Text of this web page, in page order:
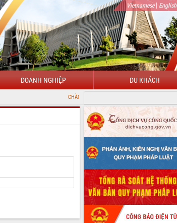
Vietnamese| English
DOANH NGHIỆP DU KHÁCH
CHÀO MỪNG ĐẾN VỚI CỔNG THÔNG TIN ĐIỆN TỬ TỈNH ĐẮK LẮK